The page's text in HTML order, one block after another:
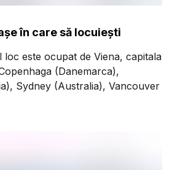
în care să locuiești
este ocupat de Viena, capitala
(Danemarca),
Sydney (Australia), Vancouver